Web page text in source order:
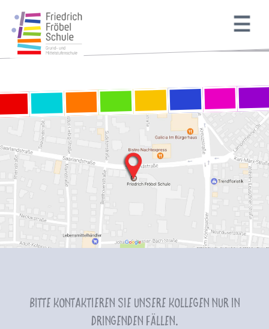
Bitte kontaktieren Sie unsere Kollegen nur in
dringenden Fällen.